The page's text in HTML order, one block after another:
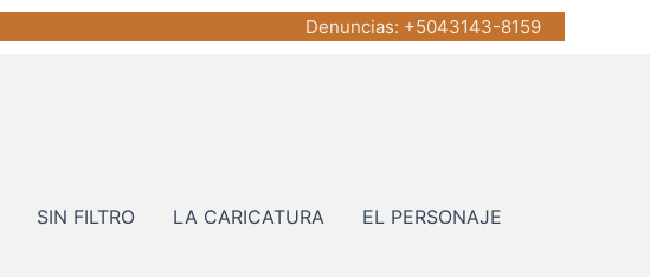
Denuncias: +5043143-8159
SIN FILTRO LA CARICATURA EL PERSONAJE